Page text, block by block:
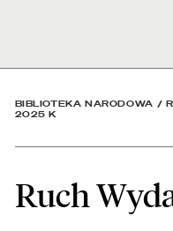
w
BIBLIOTEKA NARODOWA /
2025 K
Ruch